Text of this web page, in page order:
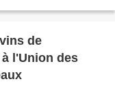
de
l'Union des